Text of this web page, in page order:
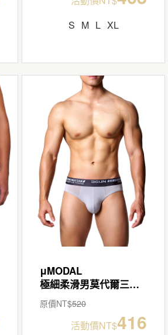
S M L XL
μMODAL
極細柔滑男莫代爾三角褲
原價NT$520
活動價NT$416